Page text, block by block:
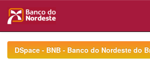
navigationDSpace - BNB - Banco do Nordeste do